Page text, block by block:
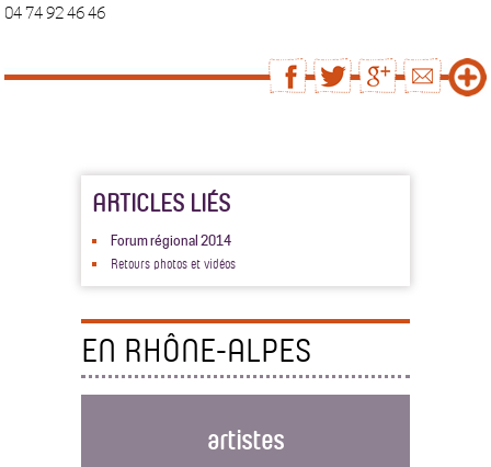
04 74 92 46 46
ARTICLES LIÉS
Forum régional 2014
Retours photos et vidéos
EN RHÔNE-ALPES
artistes